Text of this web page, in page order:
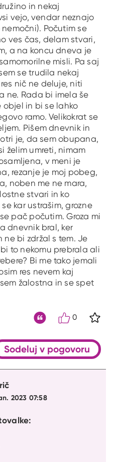
in nekaj
vejo, vendar neznajo
Počutim se
ves čas, delam stvari,
a na koncu dneva je
misli. Pa saj
se trudila nekaj
nič ne deluje, niti
ne. Rada bi imela še
objel in bi se lahko
ramo. Velikokrat se
Pišem dnevnik in
je, da sem obupana,
želim umreti, nimam
v meni je
rezanje je moj pobeg,
noben me ne mara,
stvari in ko
kar ustrašim, grozne
pač počutim. Groza mi
dnevnik bral, ker
bi zdržal s tem. Je
to nekomu prebrala ali
Bi me tako jemali
res nevem kaj
žalostna in se spet
0
Sodeluj v pogovoru
2023 07:58